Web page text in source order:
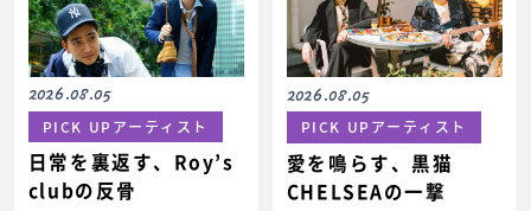
2026.08.05
PICK UPアーティスト
日常を裏返す、Roy’s
clubの反骨
2026.08.05
PICK UPアーティスト
愛を鳴らす、黒猫
CHELSEAの一撃